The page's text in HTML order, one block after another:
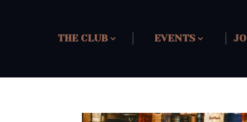
THE CLUB EVENTS